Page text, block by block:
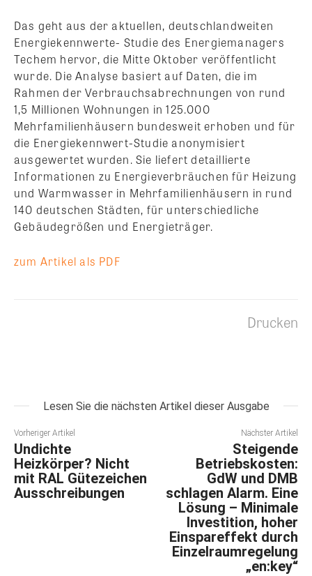
Das geht aus der aktuellen, deutschlandweiten
Energiekennwerte- Studie des Energiemanagers
Techem hervor, die Mitte Oktober veröffentlicht
wurde. Die Analyse basiert auf Daten, die im
Rahmen der Verbrauchsabrechnungen von rund
1,5 Millionen Wohnungen in 125.000
Mehrfamilienhäusern bundesweit erhoben und für
die Energiekennwert-Studie anonymisiert
ausgewertet wurden. Sie liefert detaillierte
Informationen zu Energieverbräuchen für Heizung
und Warmwasser in Mehrfamilienhäusern in rund
140 deutschen Städten, für unterschiedliche
Gebäudegrößen und Energieträger.
zum Artikel als PDF
Drucken
Lesen Sie die nächsten Artikel dieser Ausgabe
Vorheriger Artikel
Undichte
Heizkörper? Nicht
mit RAL Gütezeichen
Ausschreibungen
Nächster Artikel
Steigende
Betriebskosten:
GdW und DMB
schlagen Alarm. Eine
Lösung – Minimale
Investition, hoher
Einspareffekt durch
Einzelraumregelung
„en:key“